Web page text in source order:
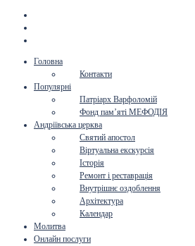
Головна
Контакти
Популярні
Патріарх Варфоломій
Фонд пам’яті МЕФОДІЯ
Андріївська церква
Святий апостол
Віртуальна екскурсія
Історія
Ремонт і реставрація
Внутрішнє оздоблення
Архітектура
Календар
Молитва
Онлайн послуги